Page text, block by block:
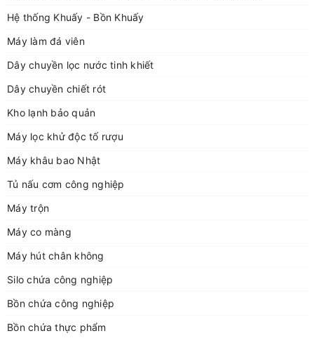
Hệ thống Khuấy - Bồn Khuấy
Máy làm đá viên
Dây chuyền lọc nước tinh khiết
Dây chuyền chiết rót
Kho lạnh bảo quản
Máy lọc khử độc tố rượu
Máy khâu bao Nhật
Tủ nấu cơm công nghiệp
Máy trộn
Máy co màng
Máy hút chân không
Silo chứa công nghiệp
Bồn chứa công nghiệp
Bồn chứa thực phẩm